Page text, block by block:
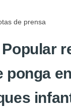
de prensa
ponga